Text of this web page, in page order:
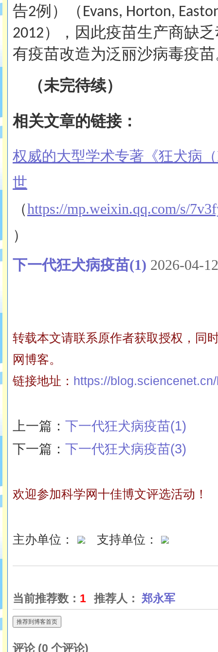
告2例）（ Evans, Horton,
2012），因此疫苗生产商缺
有疫苗改造为泛丽沙病毒疫
（未完待续）
相关文章的链接：
权威的大型学术专著《狂犬病（
世
（https://mp.weixin.qq.com/s/
）
下一代狂犬病疫苗(1) 2026-04-12
转载本文请联系原作者获取授权，同
网博客。
链接地址： https://
上一篇： 下一代狂犬病疫苗(1)
下一篇： 下一代狂犬病疫苗(3)
欢迎参加科学网十佳博文评选活动！
主办单位： 支持单位：
当前推荐数： 1 推荐人： 郑永军
推荐到博客首页
评论 (0 个评论)